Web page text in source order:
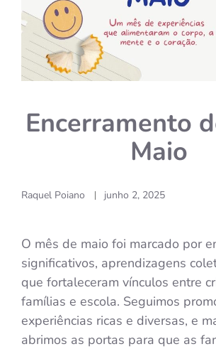
Encerramento
Maio
Raquel Poiano junho 2, 2025
O mês de maio foi marcado por
significativos, aprendizagens
que fortaleceram vínculos entre
famílias e escola. Seguimos
experiências ricas e diversas, e
abrimos as portas para que as